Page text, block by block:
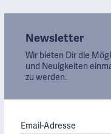
Newsletter
Wir bieten Dir die
und Neuigkeiten
zu werden.
Email-Adresse